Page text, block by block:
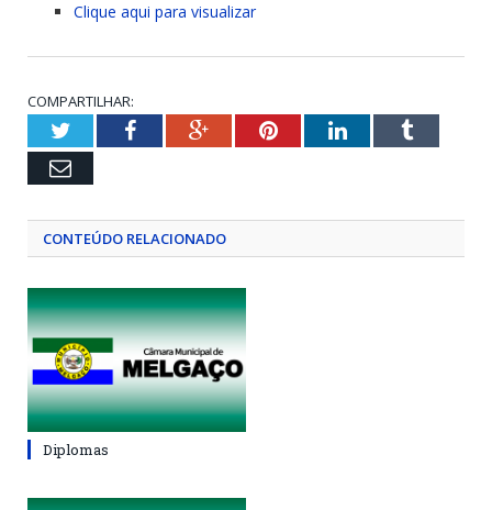
Clique aqui para visualizar
COMPARTILHAR:
TwitterFacebookGoogle+PinterestLinkedInTumblr
Email
CONTEÚDO RELACIONADO
Diplomas